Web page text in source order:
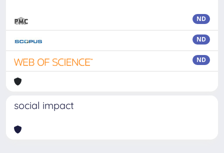
ND
ND
ND
social impact